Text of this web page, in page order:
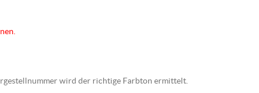
wird der richtige Farbton ermittelt.